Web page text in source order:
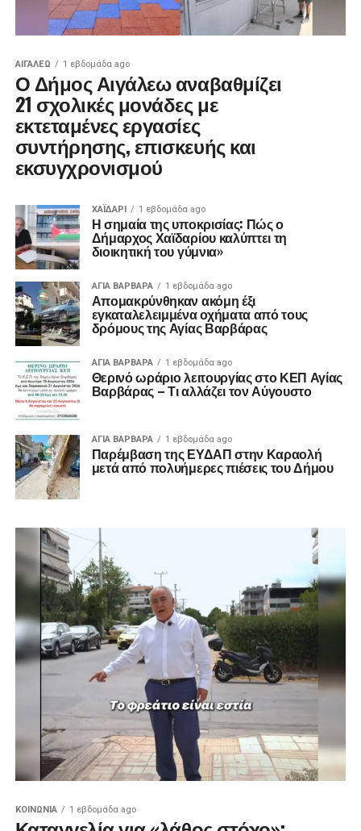
ΑΙΓΑΛΕΩ 1 εβδομάδα ago
Ο Δήμος Αιγάλεω αναβαθμίζει
21 σχολικές μονάδες με
εκτεταμένες εργασίες
συντήρησης, επισκευής και
εκσυγχρονισμού
ΧΑΪΔΑΡΙ 1 εβδομάδα ago
Η σημαία της υποκρισίας: Πώς ο
Δήμαρχος Χαϊδαρίου καλύπτει τη
διοικητική του γύμνια»
ΑΓΙΑ ΒΑΡΒΑΡΑ 1 εβδομάδα ago
Απομακρύνθηκαν ακόμη έξι
εγκαταλελειμμένα οχήματα από τους
δρόμους της Αγίας Βαρβάρας
ΑΓΙΑ ΒΑΡΒΑΡΑ 1 εβδομάδα ago
Θερινό ωράριο λειτουργίας στο ΚΕΠ Αγίας
Βαρβάρας – Τι αλλάζει τον Αύγουστο
ΑΓΙΑ ΒΑΡΒΑΡΑ 1 εβδομάδα ago
Παρέμβαση της ΕΥΔΑΠ στην Καραολή
μετά από πολυήμερες πιέσεις του Δήμου
ΚΟΙΝΩΝΊΑ 1 εβδομάδα ago